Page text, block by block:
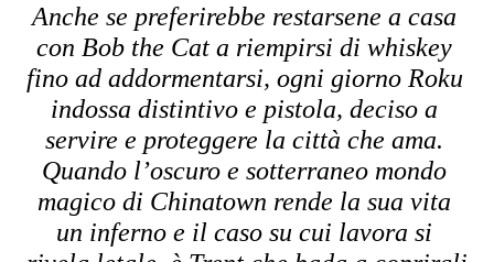
Anche se preferirebbe restarsene a casa
con Bob the Cat a riempirsi di whiskey
fino ad addormentarsi, ogni giorno Roku
indossa distintivo e pistola, deciso a
servire e proteggere la città che ama.
Quando l’oscuro e sotterraneo mondo
magico di Chinatown rende la sua vita
un inferno e il caso su cui lavora si